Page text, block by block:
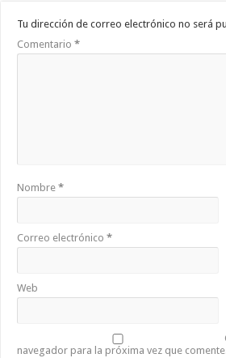
Tu dirección de correo electrónico no será
Comentario *
Nombre *
Correo electrónico *
Web
navegador para la próxima vez que